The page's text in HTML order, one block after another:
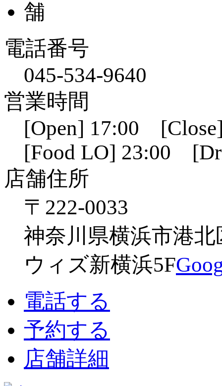
電話番号
045-534-9640
営業時間
[Open] 17:00
[Food LO] 23:00
店舗住所
〒222-0033
神奈川県横浜市港北
ウィズ新横浜5F
電話する
予約する
店舗詳細